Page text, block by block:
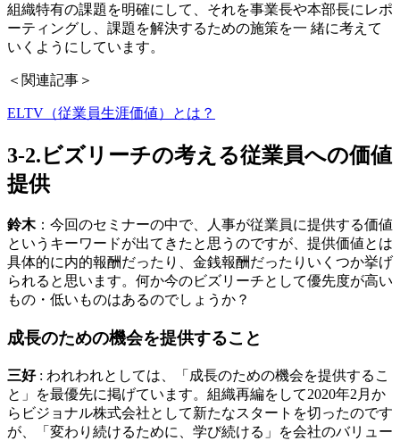
組織特有の課題を明確にして、それを事業長や本部長にレポ
ーティングし、課題を解決するための施策を一 緒に考えて
いくようにしています。
＜関連記事＞
ELTV（従業員生涯価値）とは？
3-2.ビズリーチの考える従業員への価値
提供
鈴木：今回のセミナーの中で、人事が従業員に提供する価値
というキーワードが出てきたと思うのですが、提供価値とは
具体的に内的報酬だったり、金銭報酬だったりいくつか挙げ
られると思います。何か今のビズリーチとして優先度が高い
もの・低いものはあるのでしょうか？
成長のための機会を提供すること
三好: われわれとしては、「成長のための機会を提供するこ
と」を最優先に掲げています。組織再編をして2020年2月か
らビジョナル株式会社として新たなスタートを切ったのです
が、「変わり続けるために、学び続ける」を会社のバリュー